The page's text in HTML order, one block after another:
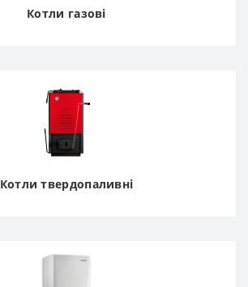
Котли газові
Котли твердопаливні